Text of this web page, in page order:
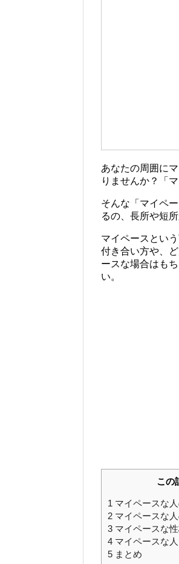
あなたの周囲に
りませんか？「
そんな「マイペ
るの、長所や短
マイペースとい
付き合い方や、
ースな場合はも
い。
この
1 マイペースな
2 マイペースな
3 マイペースな
4 マイペースな
5 まとめ